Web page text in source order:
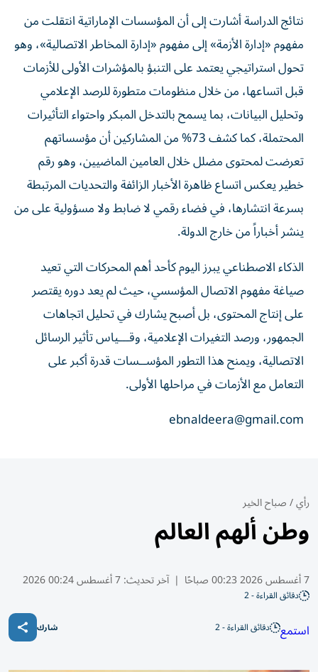
نتائج الدراسة أشارت إلى أن المؤسسات الإماراتية انتقلت من
مفهوم «إدارة الأزمة» إلى مفهوم «إدارة المخاطر الاتصالية»، وهو
تحول استراتيجي يعتمد على التنبؤ بالمؤشرات الأولى للأزمات
قبل اتساعها، من خلال منظومات متطورة للرصد الإعلامي
وتحليل البيانات، بما يسمح بالتدخل المبكر واحتواء التأثيرات
المحتملة، كما كشف 73% من المشاركين أن مؤسساتهم
تعرضت لمحتوى مضلل خلال العامين الماضيين، وهو رقم
خطير يعكس اتساع ظاهرة الأخبار الزائفة والتحديات المرتبطة
بسرعة انتشارها، في فضاء رقمي لا ضابط ولا مسؤولية على من
ينشر أخباراً من خارج الدولة.
الذكاء الاصطناعي يبرز اليوم كأحد أهم المحركات التي تعيد
صياغة مفهوم الاتصال المؤسسي، حيث لم يعد دوره يقتصر
على إنتاج المحتوى، بل أصبح يشارك في تحليل اتجاهات
الجمهور، ورصد التغيرات الإعلامية، وقـــياس تأثير الرسائل
الاتصالية، ويمنح هذا التطور المؤســسات قدرة أكبر على
التعامل مع الأزمات في مراحلها الأولى.
ebnaldeera@gmail.com
رأي/صباح الخير
وطن ألهم العالم
7 أغسطس 2026 00:23 صباحًا | آخر تحديث:7 أغسطس 00:24 2026
دقائق القراءة - 2
استمع دقائق القراءة - 2 شارك